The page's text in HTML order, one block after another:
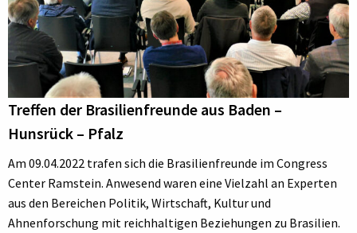
Treffen der Brasilienfreunde aus Baden –
Hunsrück – Pfalz
Am 09.04.2022 trafen sich die Brasilienfreunde im Congress
Center Ramstein. Anwesend waren eine Vielzahl an Experten
aus den Bereichen Politik, Wirtschaft, Kultur und
Ahnenforschung mit reichhaltigen Beziehungen zu Brasilien.